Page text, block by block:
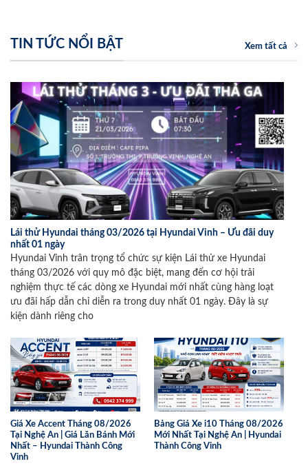
TIN TỨC NỔI BẬT Xem tất cả
Lái thử Hyundai tháng 03/2026 tại Hyundai Vinh – Ưu đãi duy
nhất 01 ngày
Hyundai Vinh trân trọng tổ chức sự kiện Lái thử xe Hyundai
tháng 03/2026 với quy mô đặc biệt, mang đến cơ hội trải
nghiệm thực tế các dòng xe Hyundai mới nhất cùng hàng loạt
ưu đãi hấp dẫn chỉ diễn ra trong duy nhất 01 ngày. Đây là sự
kiện dành riêng cho
Giá Xe Accent Tháng 08/2026
Tại Nghệ An | Giá Lăn Bánh Mới
Nhất – Hyundai Thành Công
Vinh
Bảng Giá Xe i10 Tháng 08/2026
Mới Nhất Tại Nghệ An | Hyundai
Thành Công Vinh